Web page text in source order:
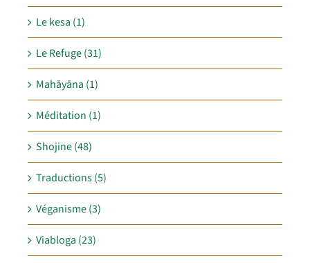
Le kesa (1)
Le Refuge (31)
Mahāyāna (1)
Méditation (1)
Shojine (48)
Traductions (5)
Véganisme (3)
Viabloga (23)